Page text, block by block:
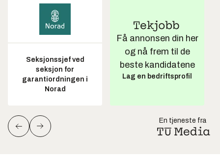
Seksjonssjef ved
seksjon for
garantiordningen i
Norad
Få annonsen din her
og nå frem til de
beste kandidatene
Lag en bedriftsprofil
En tjeneste fra